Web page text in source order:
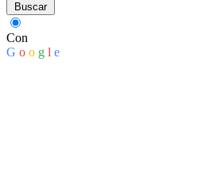
Buscar
Con
G o o g l e